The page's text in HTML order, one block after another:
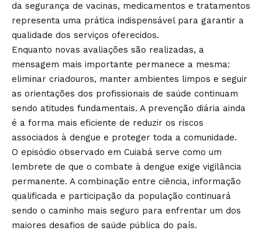
da segurança de vacinas, medicamentos e tratamentos
representa uma prática indispensável para garantir a
qualidade dos serviços oferecidos.
Enquanto novas avaliações são realizadas, a
mensagem mais importante permanece a mesma:
eliminar criadouros, manter ambientes limpos e seguir
as orientações dos profissionais de saúde continuam
sendo atitudes fundamentais. A prevenção diária ainda
é a forma mais eficiente de reduzir os riscos
associados à dengue e proteger toda a comunidade.
O episódio observado em Cuiabá serve como um
lembrete de que o combate à dengue exige vigilância
permanente. A combinação entre ciência, informação
qualificada e participação da população continuará
sendo o caminho mais seguro para enfrentar um dos
maiores desafios de saúde pública do país.